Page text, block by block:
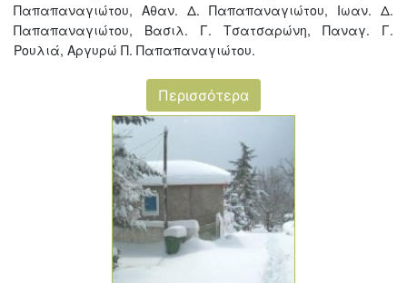
Παπαπαναγιώτου, Αθαν. Δ. Παπαπαναγιώτου, Ιωαν. Δ.
Παπαπαναγιώτου, Βασιλ. Γ. Τσατσαρώνη, Παναγ. Γ.
Ρουλιά, Αργυρώ Π. Παπαπαναγιώτου.
Περισσότερα